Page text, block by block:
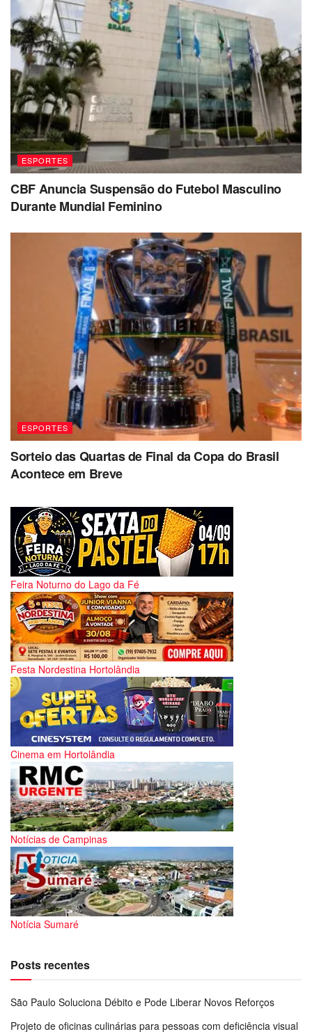
ESPORTES
CBF Anuncia Suspensão do Futebol Masculino
Durante Mundial Feminino
ESPORTES
Sorteio das Quartas de Final da Copa do Brasil
Acontece em Breve
Feira Noturno do Lago da Fé
Festa Nordestina Hortolândia
Cinema em Hortolândia
Notícias de Campinas
Notícia Sumaré
Posts recentes
São Paulo Soluciona Débito e Pode Liberar Novos Reforços
Projeto de oficinas culinárias para pessoas com deficiência visual